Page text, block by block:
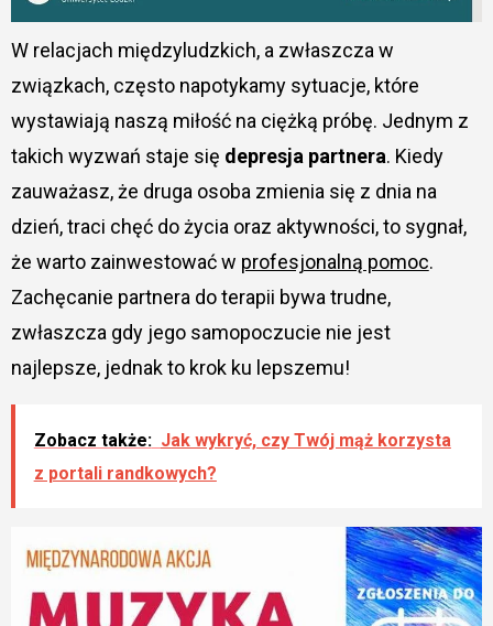
W relacjach międzyludzkich, a zwłaszcza w
związkach, często napotykamy sytuacje, które
wystawiają naszą miłość na ciężką próbę. Jednym z
takich wyzwań staje się depresja partnera. Kiedy
zauważasz, że druga osoba zmienia się z dnia na
dzień, traci chęć do życia oraz aktywności, to sygnał,
że warto zainwestować w profesjonalną pomoc.
Zachęcanie partnera do terapii bywa trudne,
zwłaszcza gdy jego samopoczucie nie jest
najlepsze, jednak to krok ku lepszemu!
Zobacz także: Jak wykryć, czy Twój mąż korzysta
z portali randkowych?